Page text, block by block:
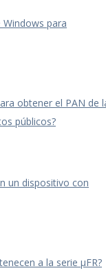
Windows para
obtener el PAN de
públicos?
un dispositivo con
a la serie μFR?